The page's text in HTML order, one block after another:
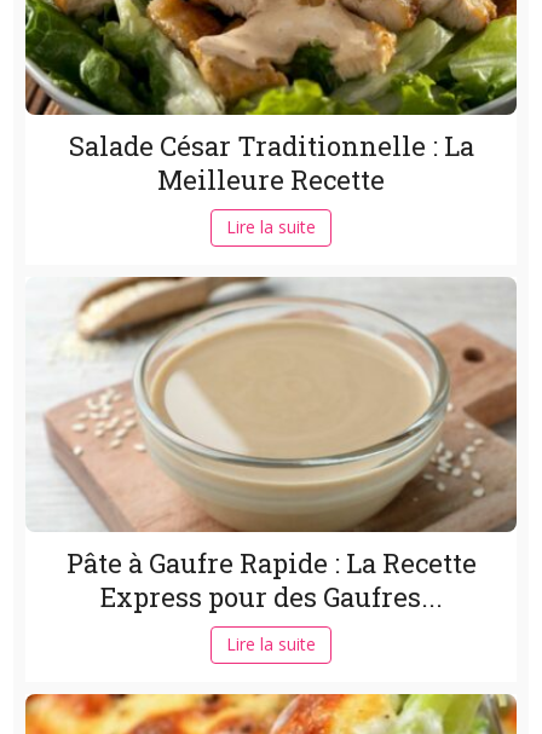
Salade César Traditionnelle : La
Meilleure Recette
Lire la suite
Pâte à Gaufre Rapide : La Recette
Express pour des Gaufres...
Lire la suite